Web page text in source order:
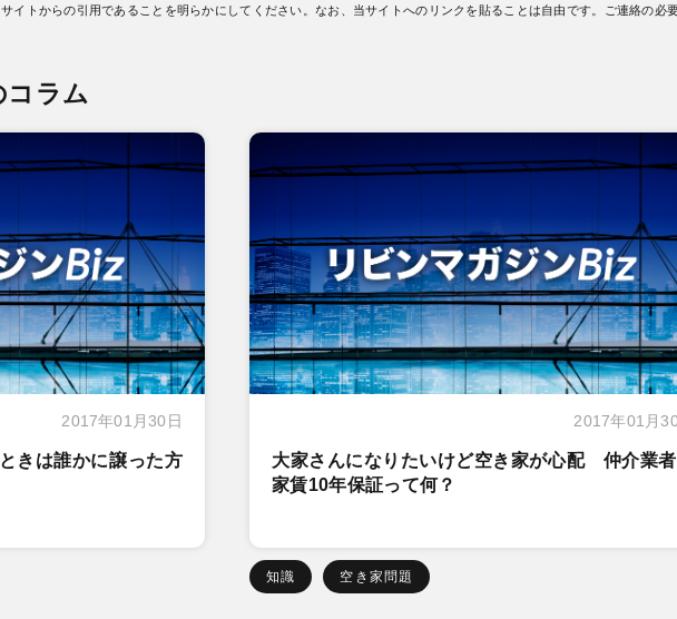
イトからの引用であることを明らかにしてください。なお、当サイトへのリンクを貼ることは自由です。ご連絡の必
ラム
2017年01月30日
きは誰かに譲った方
2017年01月
大家さんになりたいけど空き家が心配 仲介業
家賃10年保証って何？
知識 空き家問題